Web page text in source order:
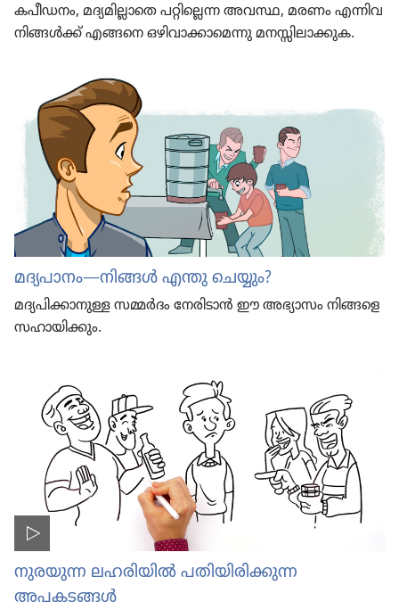
ക​പീ​ഡ​നം, മദ്യമി​ല്ലാ​തെ പറ്റില്ലെന്ന അവസ്ഥ, മരണം എന്നിവ
നിങ്ങൾക്ക്‌ എങ്ങനെ ഒഴിവാ​ക്കാ​മെ​ന്നു മനസ്സി​ലാ​ക്കു​ക.
മദ്യപാ​നം—നിങ്ങൾ എന്തു ചെയ്യും?
മദ്യപി​ക്കാ​നു​ള്ള സമ്മർദം നേരി​ടാൻ ഈ അഭ്യാസം നിങ്ങളെ
സഹായി​ക്കും.
നുരയുന്ന ലഹരി​യിൽ പതിയി​രി​ക്കുന്ന
അപകടങ്ങൾ